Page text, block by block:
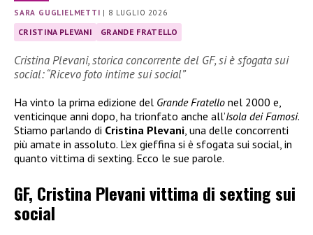
SARA GUGLIELMETTI | 8 LUGLIO 2026
CRISTINA PLEVANI GRANDE FRATELLO
Cristina Plevani, storica concorrente del GF, si è sfogata sui
social: “Ricevo foto intime sui social”
Ha vinto la prima edizione del Grande Fratello nel 2000 e,
venticinque anni dopo, ha trionfato anche all’Isola dei Famosi.
Stiamo parlando di Cristina Plevani , una delle concorrenti
più amate in assoluto. L’ex gieffina si è sfogata sui social, in
quanto vittima di sexting. Ecco le sue parole.
GF, Cristina Plevani vittima di sexting sui
social